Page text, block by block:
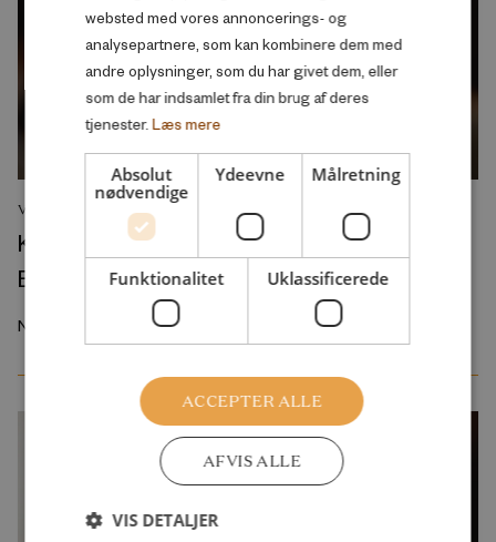
VIDEO
Konference:
By vs. land – knækker Danmark over?
November 2024
websted med vores annoncerings- og
analysepartnere, som kan kombinere dem med
andre oplysninger, som du har givet dem, eller
som de har indsamlet fra din brug af deres
tjenester. Læs mere
Absolut
nødvendige
Ydeevne Målretning
Funktionalitet Uklassificerede
ACCEPTER ALLE
AFVIS ALLE
VIS DETALJER